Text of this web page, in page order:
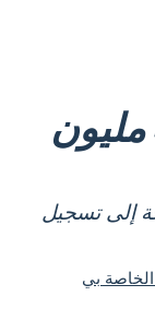
إلى تسجيل
الخاصة بي